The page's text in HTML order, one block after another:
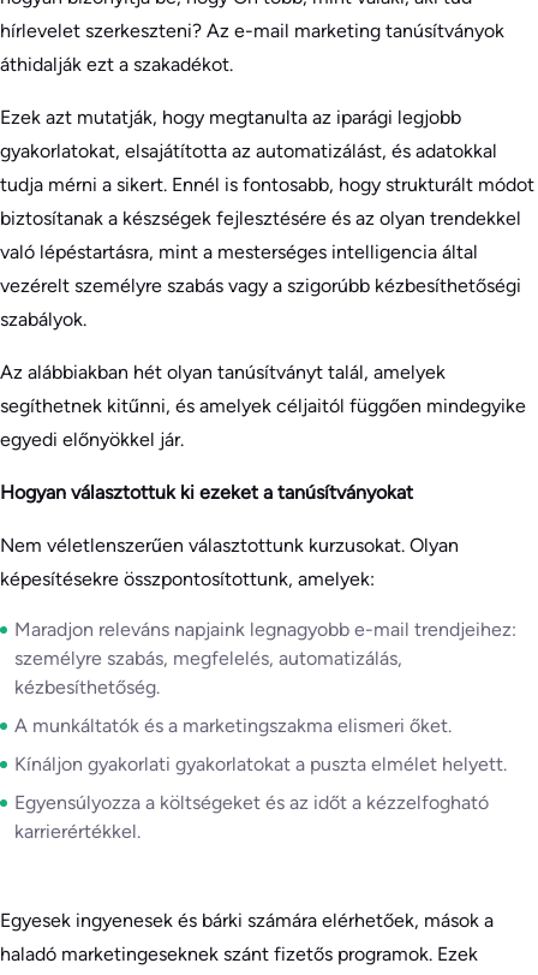
hírlevelet szerkeszteni? Az e-mail marketing tanúsítványok
áthidalják ezt a szakadékot.
Ezek azt mutatják, hogy megtanulta az iparági legjobb
gyakorlatokat, elsajátította az automatizálást, és adatokkal
tudja mérni a sikert. Ennél is fontosabb, hogy strukturált módot
biztosítanak a készségek fejlesztésére és az olyan trendekkel
való lépéstartásra, mint a mesterséges intelligencia által
vezérelt személyre szabás vagy a szigorúbb kézbesíthetőségi
szabályok.
Az alábbiakban hét olyan tanúsítványt talál, amelyek
segíthetnek kitűnni, és amelyek céljaitól függően mindegyike
egyedi előnyökkel jár.
Hogyan választottuk ki ezeket a tanúsítványokat
Nem véletlenszerűen választottunk kurzusokat. Olyan
képesítésekre összpontosítottunk, amelyek:
Maradjon releváns napjaink legnagyobb e-mail trendjeihez:
személyre szabás, megfelelés, automatizálás,
kézbesíthetőség.
A munkáltatók és a marketingszakma elismeri őket.
Kínáljon gyakorlati gyakorlatokat a puszta elmélet helyett.
Egyensúlyozza a költségeket és az időt a kézzelfogható
karrierértékkel.
Egyesek ingyenesek és bárki számára elérhetőek, mások a
haladó marketingeseknek szánt fizetős programok. Ezek